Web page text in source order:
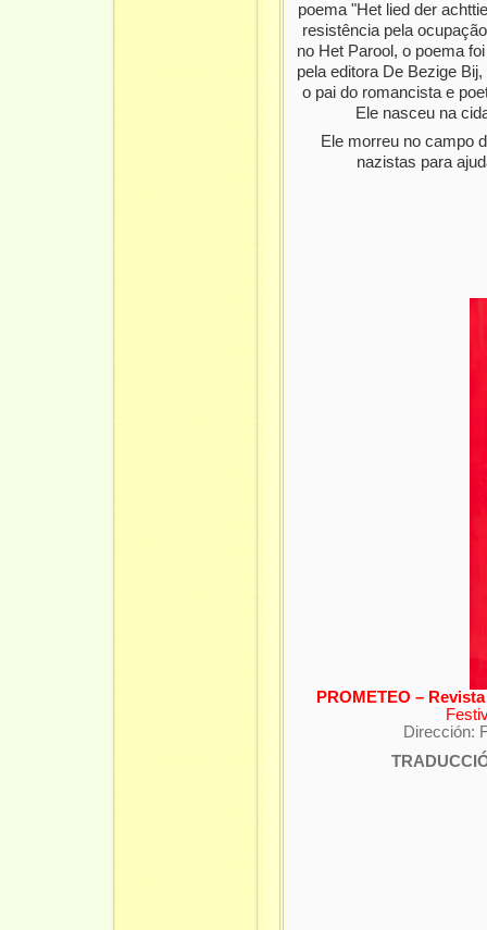
poema "Het lied der
resistência pela
no Het Parool, o poema
pela editora De Bezige
o pai do romancista e
Ele nasceu na
Ele morreu no campo
nazistas para
PROMETEO –
Dirección: